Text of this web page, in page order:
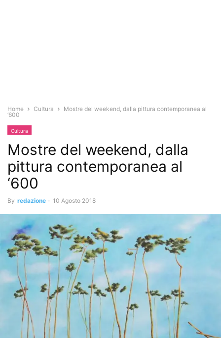
Home Cultura
Mostre del weekend, dalla pittura contemporanea al
‘600
Cultura
Mostre del weekend, dalla
pittura contemporanea al
‘600
By redazione - 10 Agosto 2018